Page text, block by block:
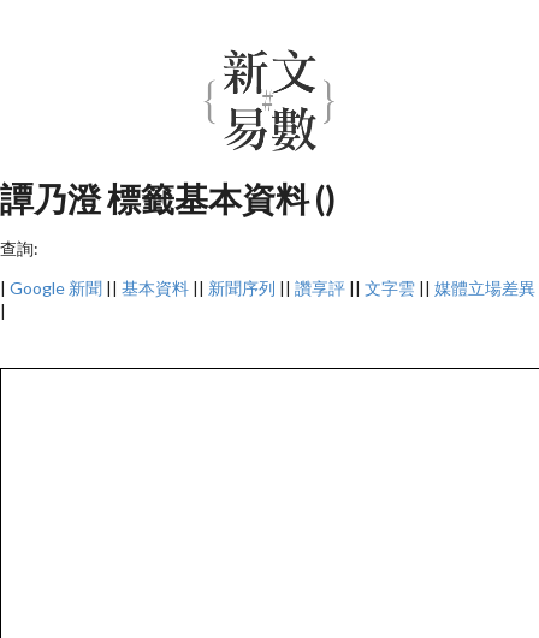
譚乃澄 標籤基本資料 ()
查詢:
| Google 新聞 || 基本資料 || 新聞序列 || 讚享評 || 文字雲 || 媒體立場差異
|